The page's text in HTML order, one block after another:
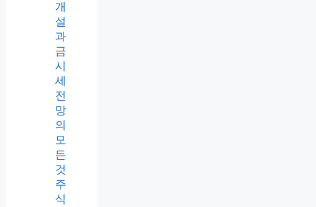
개
설
과
금
시
세
전
망
의
모
든
것
주
식